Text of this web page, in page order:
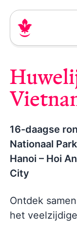
16-daagse
Nationaal
Hanoi – Hoi
City
Ontdek
het